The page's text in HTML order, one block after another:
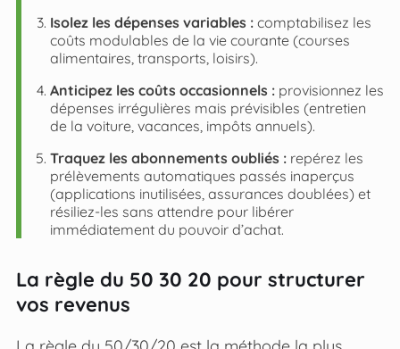
Isolez les dépenses variables :comptabilisez les
coûts modulables de la vie courante (courses
alimentaires, transports, loisirs).
Anticipez les coûts occasionnels :provisionnez les
dépenses irrégulières mais prévisibles (entretien
de la voiture, vacances, impôts annuels).
Traquez les abonnements oubliés :repérez les
prélèvements automatiques passés inaperçus
(applications inutilisées, assurances doublées) et
résiliez-les sans attendre pour libérer
immédiatement du pouvoir d’achat.
La règle du 50 30 20 pour structurer
vos revenus